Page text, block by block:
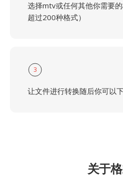
选择mtv或任何其他你需要
超过200种格式）
3
让文件进行转换随后你可以
关于